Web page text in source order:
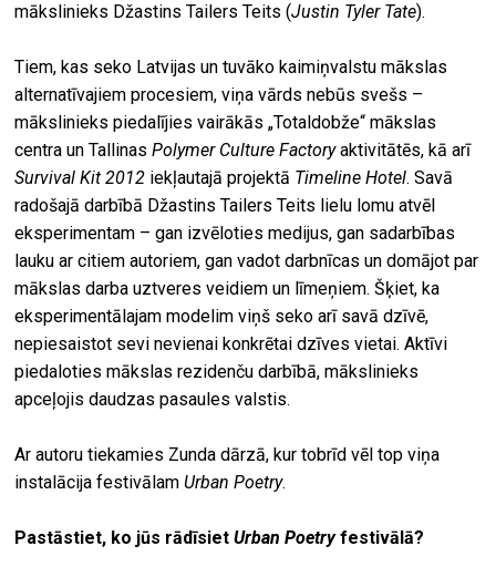
meklēt
mākslinieks Džastins Tailers Teits (Justin Tyler Tate).
Tiem, kas seko Latvijas un tuvāko kaimiņvalstu mākslas
alternatīvajiem procesiem, viņa vārds nebūs svešs –
mākslinieks piedalījies vairākās „Totaldobže“ mākslas
centra un TallinasPolymer Culture Factoryaktivitātēs, kā arī
Survival Kit 2012 iekļautajā projektā Timeline Hotel. Savā
radošajā darbībā Džastins Tailers Teits lielu lomu atvēl
eksperimentam – gan izvēloties medijus, gan sadarbības
lauku ar citiem autoriem, gan vadot darbnīcas un domājot par
mākslas darba uztveres veidiem un līmeņiem. Šķiet, ka
eksperimentālajam modelim viņš seko arī savā dzīvē,
nepiesaistot sevi nevienai konkrētai dzīves vietai. Aktīvi
piedaloties mākslas rezidenču darbībā, mākslinieks
apceļojis daudzas pasaules valstis.
Ar autoru tiekamies Zunda dārzā, kur tobrīd vēl top viņa
instalācija festivālam Urban Poetry.
Pastāstiet, ko jūs rādīsietUrban Poetryfestivālā?